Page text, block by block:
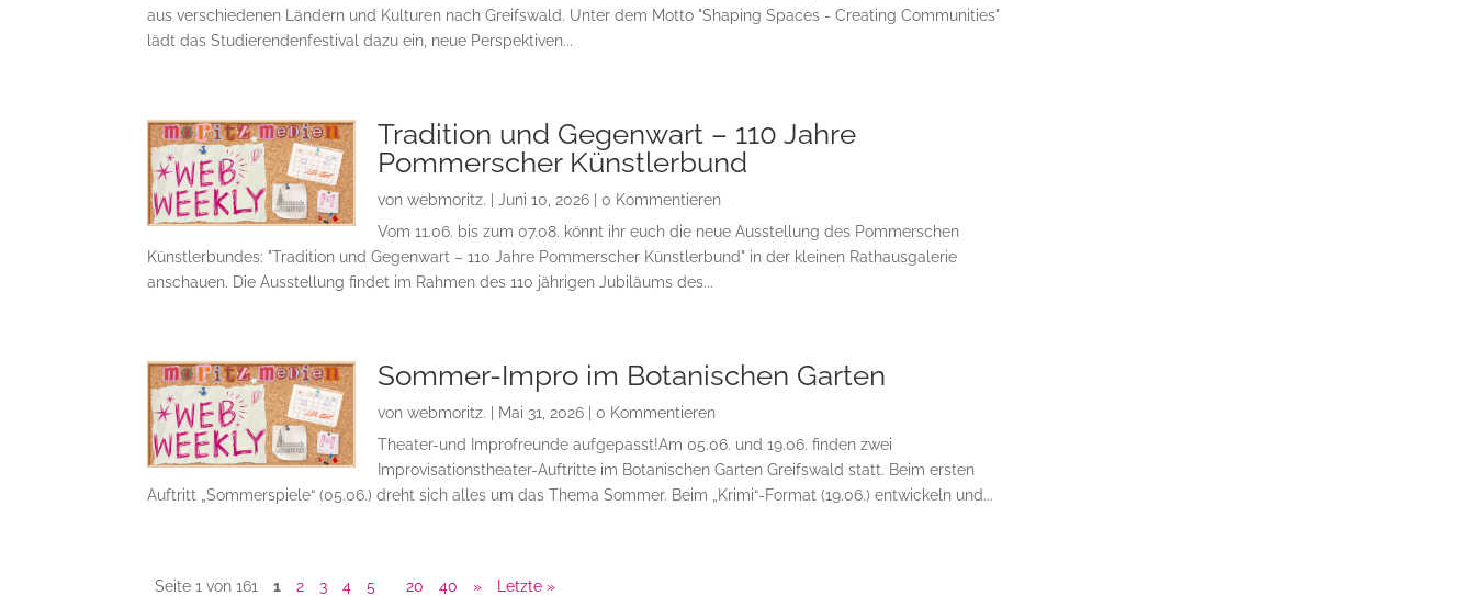
aus verschiedenen Ländern und Kulturen nach Greifswald. Unter dem Motto "Shaping Spaces - Creating Communities"
lädt das Studierendenfestival dazu ein, neue Perspektiven...
Tradition und Gegenwart – 110 Jahre
Pommerscher Künstlerbund
vonwebmoritz. |Juni 10, 2026 | 0 Kommentieren
Vom 11.06. bis zum 07.08. könnt ihr euch die neue Ausstellung des Pommerschen
Künstlerbundes: "Tradition und Gegenwart – 110 Jahre Pommerscher Künstlerbund" in der kleinen Rathausgalerie
anschauen. Die Ausstellung findet im Rahmen des 110 jährigen Jubiläums des...
Sommer-Impro im Botanischen Garten
vonwebmoritz. | Mai 31, 2026 | 0 Kommentieren
Theater-und Improfreunde aufgepasst!Am 05.06. und 19.06. finden zwei
Improvisationstheater-Auftritte im Botanischen Garten Greifswald statt. Beim ersten
Auftritt „Sommerspiele“ (05.06.) dreht sich alles um das Thema Sommer. Beim „Krimi“-Format (19.06.) entwickeln und...
Seite 1 von 161 1 2 3 4 5 20 40 » Letzte »